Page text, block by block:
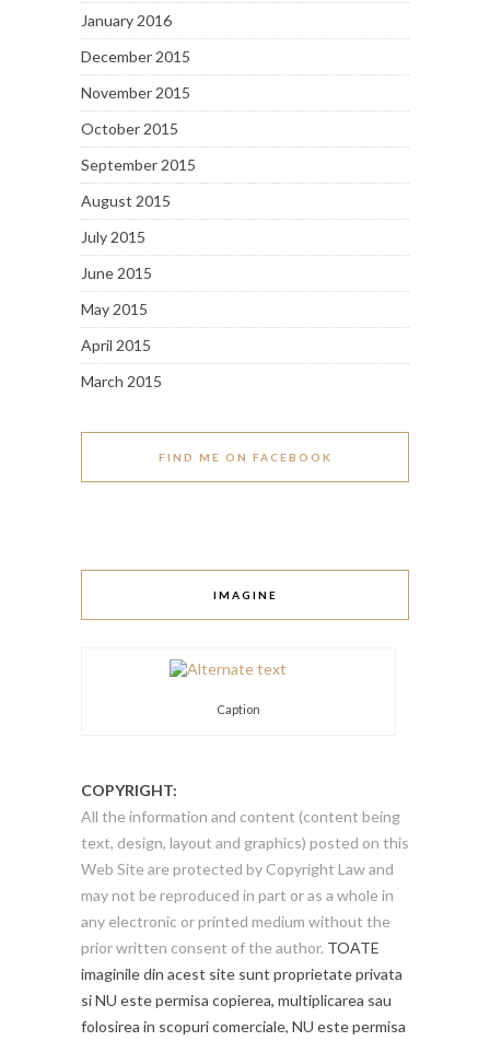
January 2016
December 2015
November 2015
October 2015
September 2015
August 2015
July 2015
June 2015
May 2015
April 2015
March 2015
FIND ME ON FACEBOOK
IMAGINE
Caption
COPYRIGHT:
All the information and content (content being
text, design, layout and graphics) posted on this
Web Site are protected by Copyright Law and
may not be reproduced in part or as a whole in
any electronic or printed medium without the
prior written consent of the author. TOATE
imaginile din acest site sunt proprietate privata
si NU este permisa copierea, multiplicarea sau
folosirea in scopuri comerciale, NU este permisa